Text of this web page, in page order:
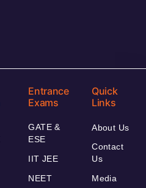
Entrance
Exams
GATE &
ESE
IIT JEE
NEET
Quick
Links
About Us
Contact
Us
Media